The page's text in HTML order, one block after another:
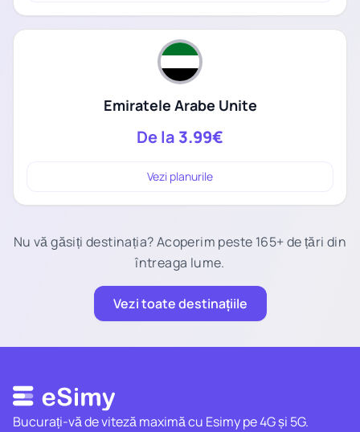
Emiratele Arabe Unite
De la 3.99€
Vezi planurile
Nu vă găsiți destinația? Acoperim peste 165+ de țări din
întreaga lume.
Vezi toate destinațiile
Bucurați-vă de viteză maximă cu Esimy pe 4G și 5G.